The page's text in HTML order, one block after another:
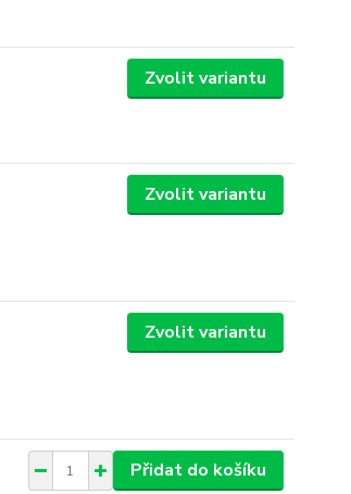
Zvolit variantu
Zvolit variantu
Zvolit variantu
Přidat do košíku